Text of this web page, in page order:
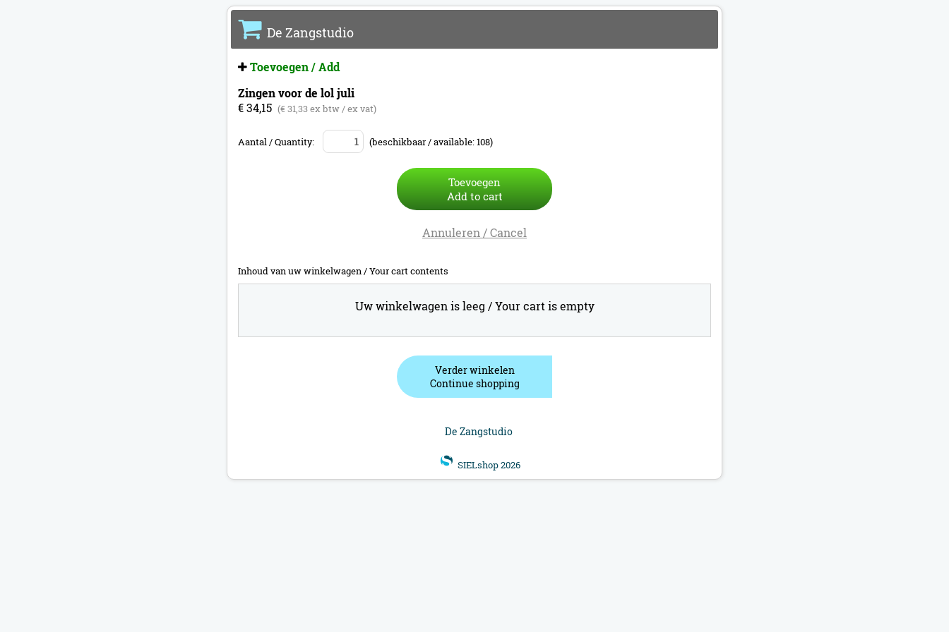
De Zangstudio
Toevoegen / Add
Zingen voor de lol juli
€ 34,15 (€ 31,33 ex btw / ex vat)
Aantal / Quantity: (beschikbaar / available: 108)
Toevoegen
Add to cart
Annuleren / Cancel
Inhoud van uw winkelwagen /Your cart contents
Uw winkelwagen is leeg / Your cart is empty
Verder winkelen
Continue shopping
De Zangstudio
SIELshop 2026